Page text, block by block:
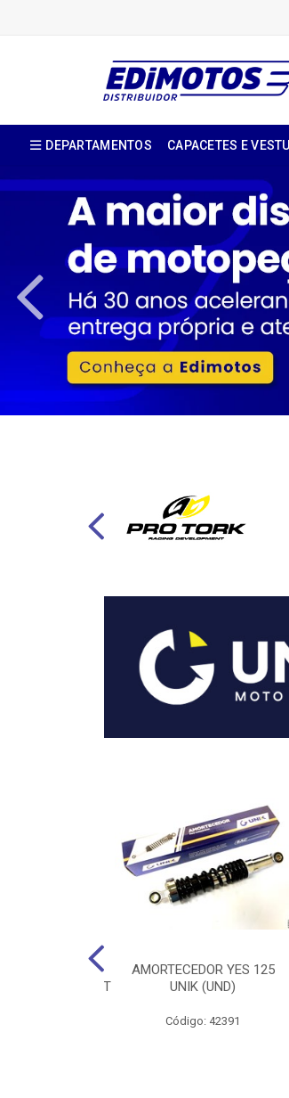
DEPARTAMENTOS CAPACETES E
RET
AMORTECEDOR YES 125
UNIK (UND)
Código: 42391